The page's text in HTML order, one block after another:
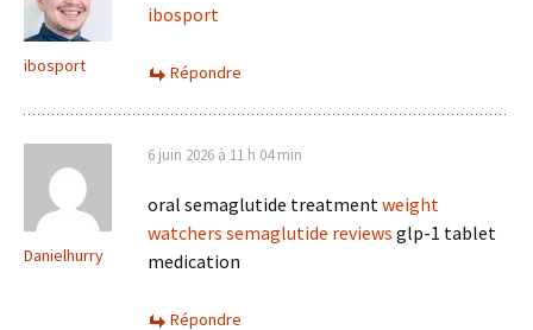
ibosport
ibosport
Répondre
Danielhurry
6 juin 2026 à 11 h 04 min
oral semaglutide treatment weight
watchers semaglutide reviews glp-1 tablet
medication
Répondre